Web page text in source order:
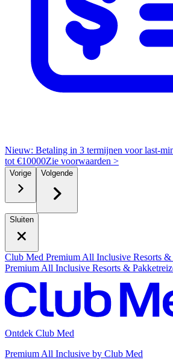
Nieuw: Betaling in 3 termijnen voor last-
tot €10000Zie voorwaarden >
Vorige Volgende
Sluiten
Club Med Premium All Inclusive Resorts &
Premium All Inclusive Resorts &
Ontdek Club Med
Premium All Inclusive by Club Med